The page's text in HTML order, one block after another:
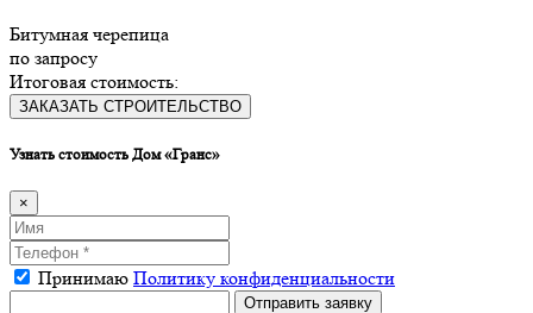
Битумная черепица
по запросу
Итоговая стоимость:
ЗАКАЗАТЬ СТРОИТЕЛЬСТВО
Узнать стоимость Дом «Гранс»
×
Принимаю Политику конфиденциальности